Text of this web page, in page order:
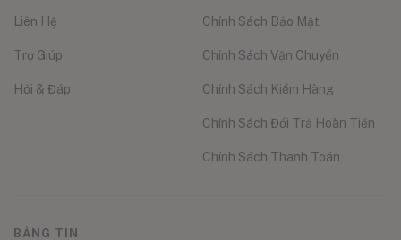
Liên Hệ
Trợ Giúp
Hỏi & Đáp
Chính Sách Bảo Mật
Chính Sách Vận Chuyển
Chính Sách Kiểm Hàng
Chính Sách Đổi Trả Hoàn Tiền
Chính Sách Thanh Toán
BẢNG TIN